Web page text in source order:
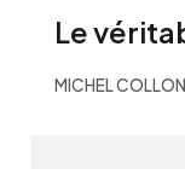
Le
MICHEL COLLON